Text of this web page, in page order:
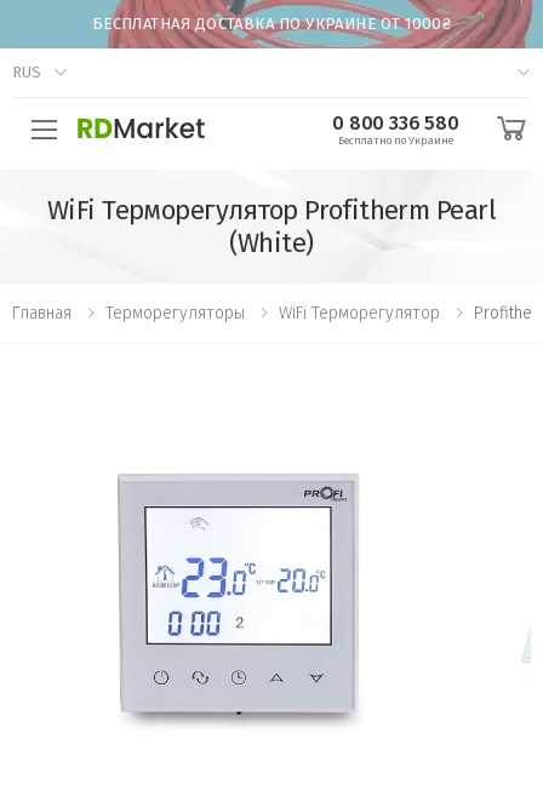
БЕСПЛАТНАЯ ДОСТАВКА ПО УКРАИНЕ ОТ 1000₴
RUS
0 800 336 580
Бесплатно по Украине
WiFi Терморегулятор Profitherm Peаrl
(White)
Главная Терморегуляторы WiFi Терморегулятор